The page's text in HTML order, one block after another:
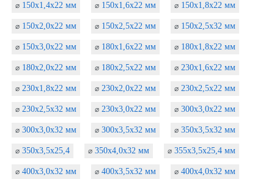
⌀ 150х1,4х22 мм ⌀ 150х1,6х22 мм ⌀ 150х1,8х22 мм
⌀ 150х2,0х22 мм ⌀ 150х2,5х22 мм ⌀ 150х2,5х32 мм
⌀ 150х3,0х22 мм ⌀ 180х1,6х22 мм ⌀ 180х1,8х22 мм
⌀ 180х2,0х22 мм ⌀ 180х2,5х22 мм ⌀ 230х1,6х22 мм
⌀ 230х1,8х22 мм ⌀ 230х2,0х22 мм ⌀ 230х2,5х22 мм
⌀ 230х2,5х32 мм ⌀ 230х3,0х22 мм ⌀ 300х3,0х22 мм
⌀ 300х3,0х32 мм ⌀ 300х3,5х32 мм ⌀ 350х3,5х32 мм
⌀ 350х3,5х25,4 ⌀ 350х4,0х32 мм ⌀ 355х3,5х25,4 мм
⌀ 400х3,0х32 мм ⌀ 400х3,5х32 мм ⌀ 400х4,0х32 мм